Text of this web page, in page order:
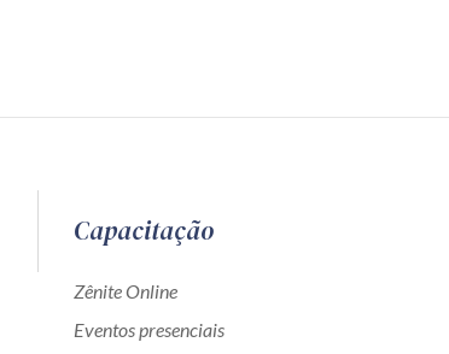
Capacitação
Zênite Online
Eventos presenciais